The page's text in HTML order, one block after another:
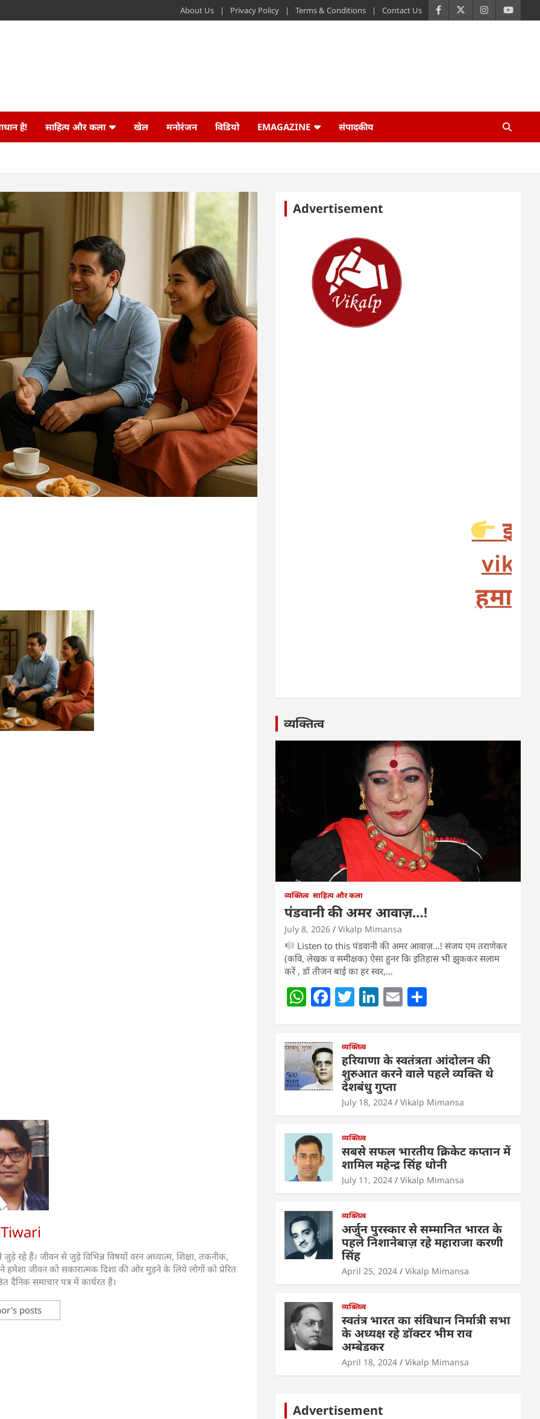
About Us Privacy Policy Terms & Conditions Contact Us
है! साहित्य और कला खेल मनोरंजन विडियो EMAGAZINE संपादकीय
रहे हैं। जीवन से जुड़े विभिन्न विषयों वरन अध्यात्म, शिक्षा, तकनीक,
हमेशा जीवन को सकारात्मक दिशा की ओर मुड़ने के लिये लोगों को प्रेरित
दैनिक समाचार पत्र में कार्यरत हैं।
posts
Advertisement
व्यक्तित्व
व्यक्तित्व साहित्य और कला
पंडवानी की अमर आवाज़…!
July 8, 2026 Vikalp Mimansa
Listen to this पंडवानी की अमर आवाज़…! संजय एम तराणेकर
(कवि, लेखक व समीक्षक) ऐसा हुनर कि इतिहास भी झुककर सलाम
करें , डॉ तीजन बाई का हर स्वर,…
W
at
s
A
p
p
F
c
e
b
o
o
k
T
er
Li
e
dI
n
E
l e
व्यक्तित्व
हरियाणा के स्वतंत्रता आंदोलन की
शुरुआत करने वाले पहले व्यक्ति थे
देशबंधु गुप्ता
July 18, 2024 Vikalp Mimansa
व्यक्तित्व
सबसे सफल भारतीय क्रिकेट कप्तान में
शामिल महेन्द्र सिंह धोनी
July 11, 2024 Vikalp Mimansa
व्यक्तित्व
अर्जुन पुरस्कार से सम्मानित भारत के
पहले निशानेबाज़ रहे महाराजा करणी
सिंह
April 25, 2024 Vikalp Mimansa
व्यक्तित्व
स्वतंत्र भारत का संविधान निर्मात्री सभा
के अध्यक्ष रहे डॉक्टर भीम राव
अम्बेडकर
April 18, 2024 Vikalp Mimansa
Advertisement